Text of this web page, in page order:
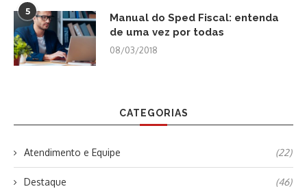
5
Manual do Sped Fiscal: entenda
de uma vez por todas
08/03/2018
CATEGORIAS
Atendimento e Equipe (22)
Destaque (46)